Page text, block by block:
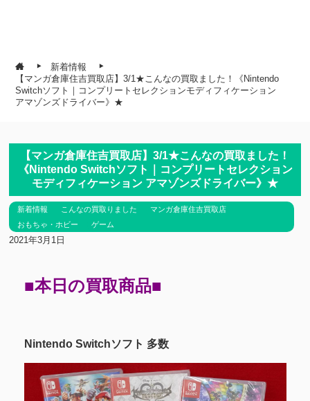
新着情報
【マンガ倉庫住吉買取店】3/1★こんなの買取ました！《Nintendo
Switchソフト｜コンプリートセレクションモディフィケーション
アマゾンズドライバー》★
【マンガ倉庫住吉買取店】3/1★こんなの買取ました！
《Nintendo Switchソフト｜コンプリートセレクション
モディフィケーション アマゾンズドライバー》★
新着情報 こんなの買取りました
マンガ倉庫住吉買取店
おもちゃ・ホビー
ゲーム
2021年3月1日
■本日の買取商品■
Nintendo Switchソフト 多数